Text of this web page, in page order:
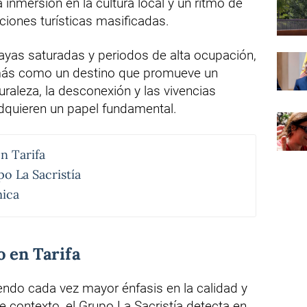
turísticas masificadas.
saturadas y periodos de alta ocupación,
como un destino que promueve un
la desconexión y las vivencias
un papel fundamental.
Tarifa
La Sacristía
en Tarifa
cada vez mayor énfasis en la calidad y